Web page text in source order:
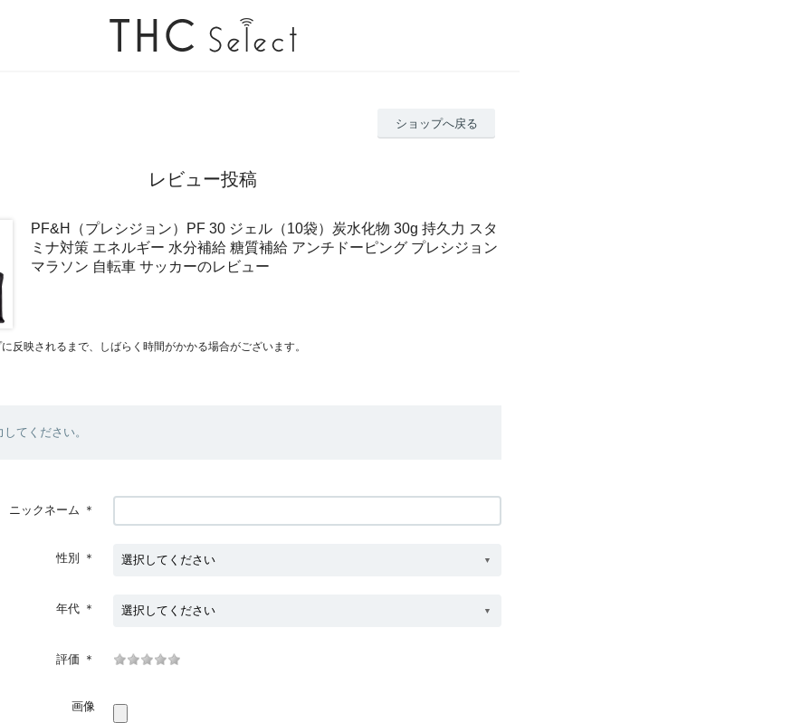
ショップへ戻る
レビュー投稿
PF&H（プレシジョン）PF 30 ジェル（10袋）炭水化物 30g 持久力 スタ
ミナ対策 エネルギー 水分補給 糖質補給 アンチドーピング プレシジョン
マラソン 自転車 サッカーのレビュー
反映されるまで、しばらく時間がかかる場合がございます。
てください。
ニックネーム ＊
性別 ＊
年代 ＊
評価 ＊
画像